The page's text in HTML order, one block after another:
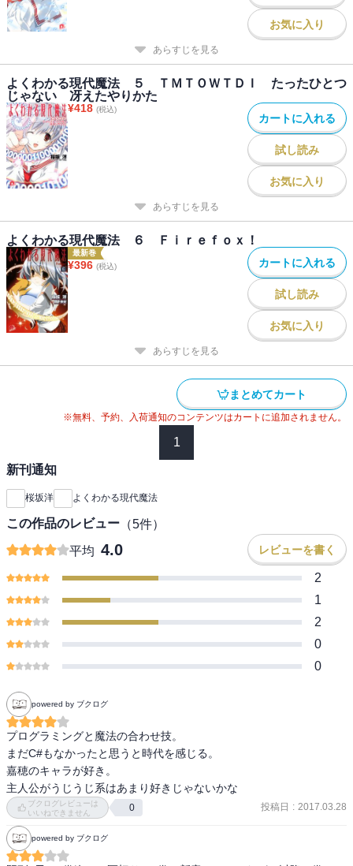
お気に入り
あらすじを見る
よくわかる現代魔法 ５ ＴＭＴＯＷＴＤＩ たったひとつ
じゃない 冴えたやりかた
¥418 (税込)
カートに入れる
試し読み
お気に入り
あらすじを見る
よくわかる現代魔法 ６ Ｆｉｒｅｆｏｘ！
最新巻
¥396 (税込) カートに入れる
試し読み
お気に入り
あらすじを見る
まとめてカート
※無料、予約、入荷通知のコンテンツはカートに追加されません。
1
新刊通知
桜坂洋 よくわかる現代魔法
この作品のレビュー （5件）
平均 4.0 レビューを書く
2
1
2
0
0
powered by ブクログ
プログラミングと魔法の合わせ技。
まだC#もなかったと思うと時代を感じる。
嘉穂のキャラが好き。
主人公がうじうじ系はあまり好きじゃないかな
ブクログレビューは
いいねできません
0 投稿日 : 2017.03.28
powered by ブクログ